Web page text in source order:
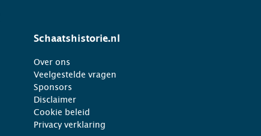
Schaatshistorie.nl
Over ons
Veelgestelde vragen
Sponsors
Disclaimer
Cookie beleid
Privacy verklaring